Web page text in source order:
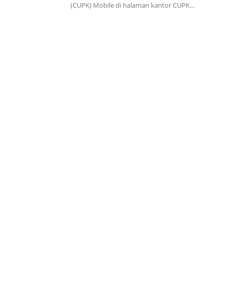
(CUPK) Mobile di halaman kantor CUPK...